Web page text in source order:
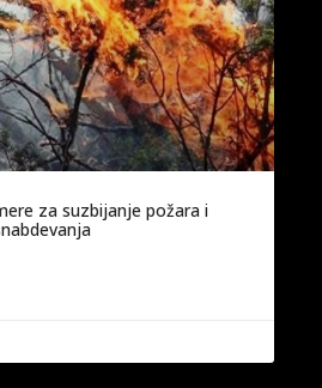
za suzbijanje požara i